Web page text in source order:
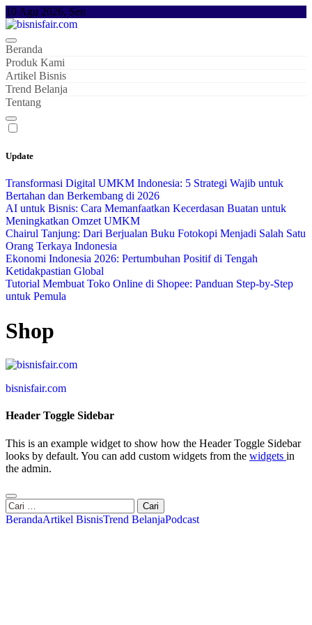
Skip
to
content
10 Agu 2026, Sen
Beranda
Produk Kami
Artikel Bisnis
Trend Belanja
Tentang
Update
Transformasi Digital UMKM Indonesia: 5 Strategi Wajib untuk
Bertahan dan Berkembang di 2026
AI untuk Bisnis: Cara Memanfaatkan Kecerdasan Buatan untuk
Meningkatkan Omzet UMKM
Chairul Tanjung: Dari Berjualan Buku Fotokopi Menjadi Salah Satu
Orang Terkaya Indonesia
Ekonomi Indonesia 2026: Pertumbuhan Positif di Tengah
Ketidakpastian Global
Tutorial Membuat Toko Online di Shopee: Panduan Step-by-Step
untuk Pemula
Shop
bisnisfair.com
Header Toggle Sidebar
This is an example widget to show how the Header Toggle Sidebar
looks by default. You can add custom widgets from the widgets in
the admin.
Cari
untuk:
BerandaArtikel BisnisTrend BelanjaPodcast